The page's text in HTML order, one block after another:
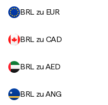
BRL zu EUR
BRL zu CAD
BRL zu AED
BRL zu ANG